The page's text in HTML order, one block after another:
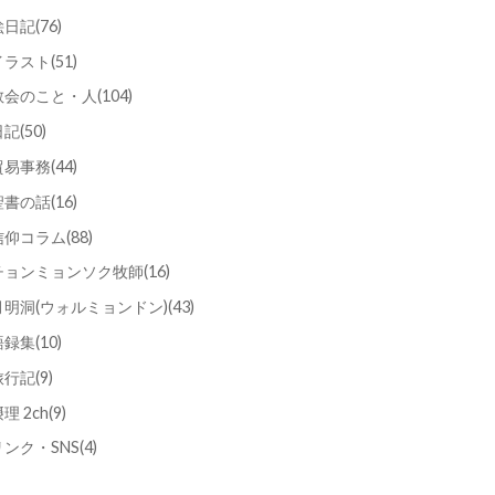
日記(76)
ラスト(51)
会のこと・人(104)
記(50)
易事務(44)
書の話(16)
仰コラム(88)
ョンミョンソク牧師(16)
明洞(ウォルミョンドン)(43)
録集(10)
行記(9)
理 2ch(9)
ンク・SNS(4)